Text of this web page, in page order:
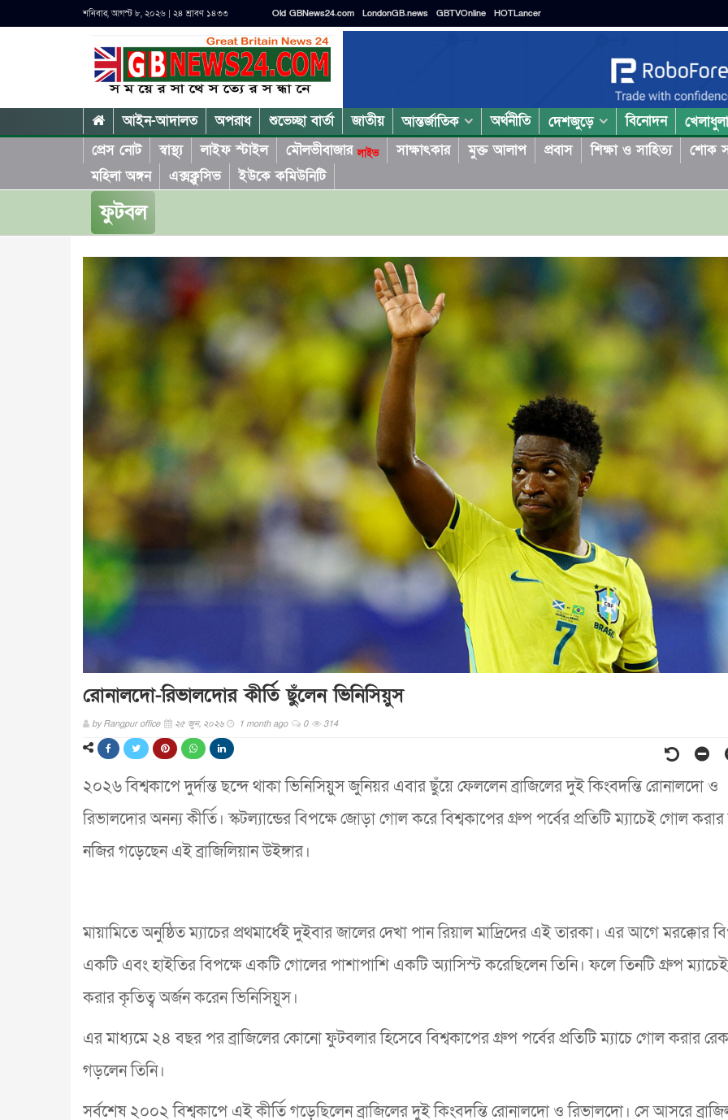
শনিবার, আগস্ট ৮, ২০২৬ | ২৪ শ্রাবণ ১৪৩৩ Old GBNews24.com LondonGB.news GBTVOnline HOTLancer
আইন-আদালত অপরাধ শুভেচ্ছা বার্তা জাতীয় আন্তর্জাতিক অর্থনীতি দেশজুড়ে বিনোদন
প্রেস নোট
স্বাস্থ্য লাইফ স্টাইল মৌলভীবাজারলাইভ সাক্ষাৎকার মুক্ত আলাপ প্রবাস শিক্ষা ও সাহিত্য শোক
মহিলা অঙ্গন
এক্সক্লুসিভ ইউকে কমিউনিটি
ফুটবল
রোনালদো-রিভালদোর কীর্তি ছুঁলেন ভিনিসিয়ুস
byRangpur office ২৫ জুন, ২০২৬ 1 month ago 0 314
২০২৬ বিশ্বকাপে দুর্দান্ত ছন্দে থাকা ভিনিসিয়ুস জুনিয়র এবার ছুঁয়ে ফেললেন ব্রাজিলের দুই কিংবদন্তি রোনালদো ও
রিভালদোর অনন্য কীর্তি। স্কটল্যান্ডের বিপক্ষে জোড়া গোল করে বিশ্বকাপের গ্রুপ পর্বের প্রতিটি ম্যাচেই গোল
নজির গড়েছেন এই ব্রাজিলিয়ান উইঙ্গার।
মায়ামিতে অনুষ্ঠিত ম্যাচের প্রথমার্ধেই দুইবার জালের দেখা পান রিয়াল মাদ্রিদের এই তারকা। এর আগে মরক্কোর
একটি এবং হাইতির বিপক্ষে একটি গোলের পাশাপাশি একটি অ্যাসিস্ট করেছিলেন তিনি। ফলে তিনটি গ্রুপ
করার কৃতিত্ব অর্জন করেন ভিনিসিয়ুস।
এর মাধ্যমে ২৪ বছর পর ব্রাজিলের কোনো ফুটবলার হিসেবে বিশ্বকাপের গ্রুপ পর্বের প্রতিটি ম্যাচে গোল করার
গড়লেন তিনি।
সর্বশেষ ২০০২ বিশ্বকাপে এই কীর্তি গড়েছিলেন ব্রাজিলের দুই কিংবদন্তি রোনালদো ও রিভালদো। সে আসরে